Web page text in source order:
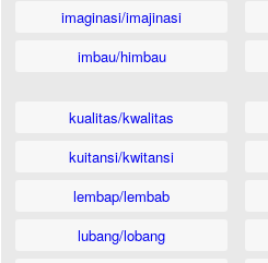
imaginasi/imajinasi
imbau/himbau
kualitas/kwalitas
kuitansi/kwitansi
lembap/lembab
lubang/lobang